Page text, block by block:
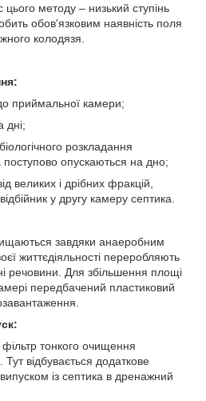
методу – низький ступінь
обов'язковим наявність поля
колодязя.
приймальної камери;
дні;
розкладання
поступово опускаються на дно;
великих і дрібних фракцій,
у другу камеру септика.
завдяки анаеробним
життєдіяльності переробляють
речовини. Для збільшення площі
передбачений пластиковий
тонкого очищення
відбувається додаткове
із септика в дренажний